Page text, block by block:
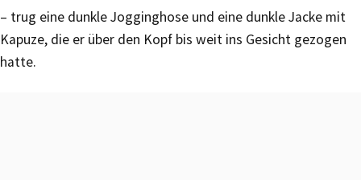
– trug eine dunkle Jogginghose und eine dunkle Jacke mit
Kapuze, die er über den Kopf bis weit ins Gesicht gezogen
hatte.